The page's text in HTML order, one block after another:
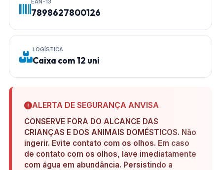
EAN-13
7898627800126
LOGÍSTICA
Caixa com 12 uni
ALERTA DE SEGURANÇA ANVISA
CONSERVE FORA DO ALCANCE DAS
CRIANÇAS E DOS ANIMAIS DOMÉSTICOS. Não
ingerir. Evite contato com os olhos. Em caso
de contato com os olhos, lave imediatamente
com água em abundância. Persistindo a